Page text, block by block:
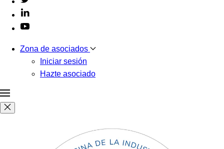
Zona de asociados
Iniciar sesión
Hazte asociado